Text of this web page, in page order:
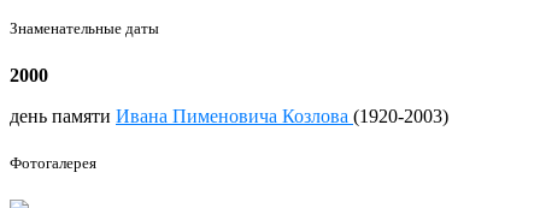
Знаменательные даты
2000
день памяти Ивана Пименовича Козлова (1920-2003)
Фотогалерея